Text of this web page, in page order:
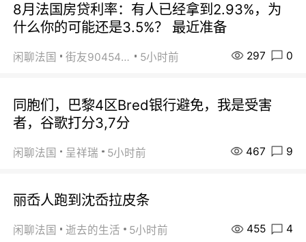
8月法国房贷利率：有人已经拿到2.93%，为
什么你的可能还是3.5%？ 最近准备
闲聊法国 街友90454511 5小时前 297 0
同胞们，巴黎4区Bred银行避免，我是受害
者，谷歌打分3,7分
闲聊法国 呈祥瑞 5小时前 467 9
丽岙人跑到沈岙拉皮条
闲聊法国 逝去的生活 5小时前 455 4